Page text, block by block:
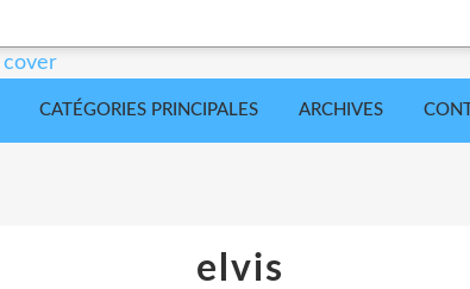
CATÉGORIES PRINCIPALES ARCHIVES
elvis